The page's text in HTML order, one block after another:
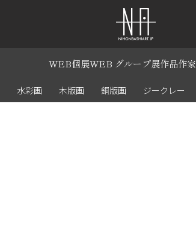
WEB個展WEB グループ展作品作家
水彩画 木版画 銅版画 ジークレー